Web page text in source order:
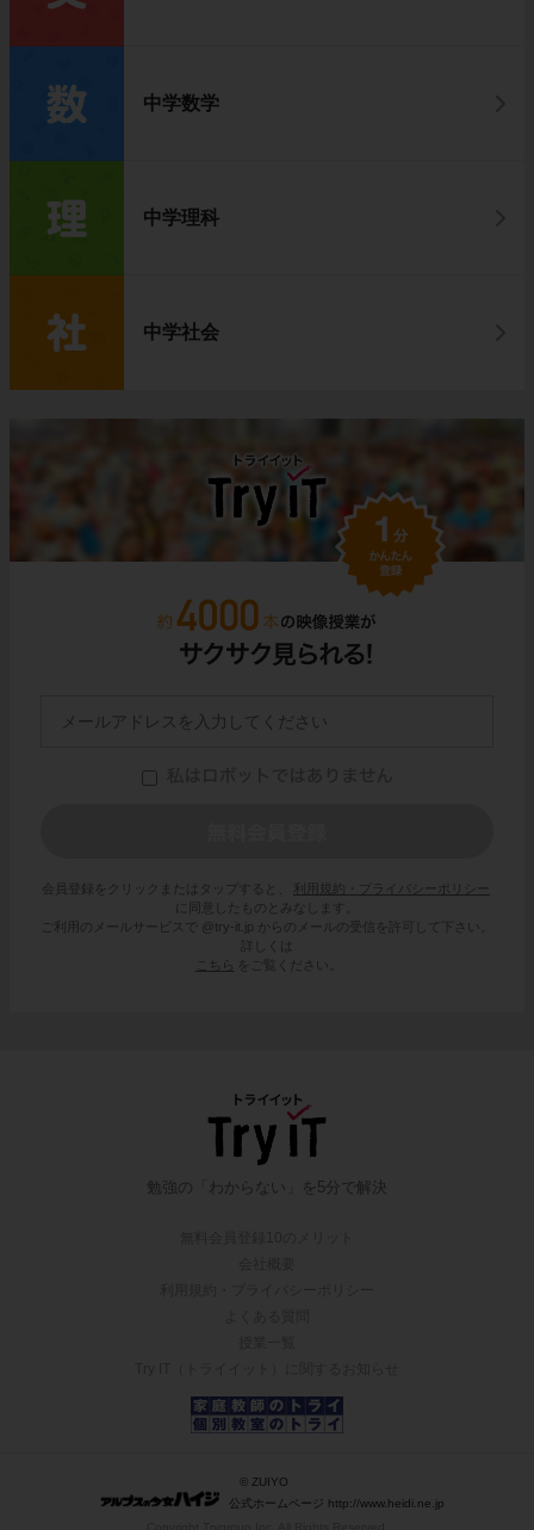
中学数学
中学理科
中学社会
会員登録をクリックまたはタップすると、
利用規約・プライバシーポリシー
に同意したものとみなします。
ご利用のメールサービスで @try-it.jp からのメールの受信を許可して下さい。
詳しくは
こちら
をご覧ください。
勉強の「わからない」を5分で解決
© ZUIYO
公式ホームページ http://www.heidi.ne.jp